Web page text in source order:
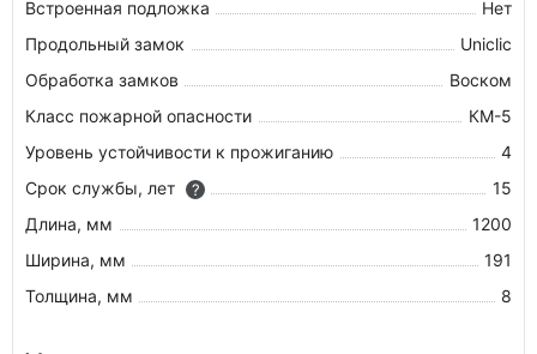
Встроенная подложка
Нет
Продольный замок
Uniclic
Обработка замков
Воском
Класс пожарной опасности
КМ-5
Уровень устойчивости к прожиганию
4
Срок службы, лет
?
15
Длина, мм
1200
Ширина, мм
191
Толщина, мм
8